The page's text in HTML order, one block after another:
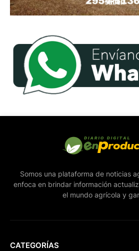
Somos una plataforma de noticias
enfoca en brindar información
el mundo agrícola y
CATEGORÍAS